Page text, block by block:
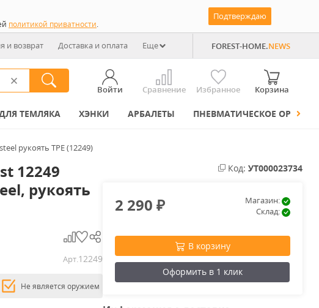
политикой приватности.
Подтверждаю
и возврат Доставка и оплата Еще FOREST-HOME.NEWS
Войти Сравнение Избранное Корзина
ТЕМЛЯКА ХЭНКИ АРБАЛЕТЫ ПНЕВМАТИЧЕСКОЕ ОРУЖИЕ
рукоять TPE (12249)
12249
рукоять
Арт.12249
Не является оружием
Код: УТ000023734
2 290₽
Магазин:
Склад:
В корзину
Оформить в 1 клик